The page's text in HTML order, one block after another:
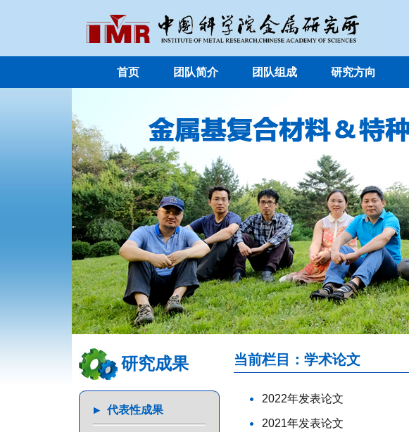
首页 团队简介 团队组成 研究方向
研究成果
代表性成果
当前栏目：学术论文
2022年发表论文
2021年发表论文